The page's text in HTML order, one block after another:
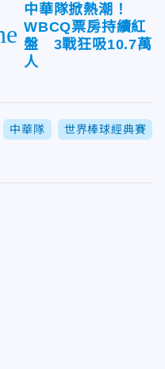
中華隊掀熱潮！
WBCQ票房持續紅
盤 3戰狂吸10.7萬
人
中華隊 世界棒球經典賽